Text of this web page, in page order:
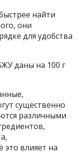
найти
они
для удобства
даны на 100 г
существенно
различными
влияет на